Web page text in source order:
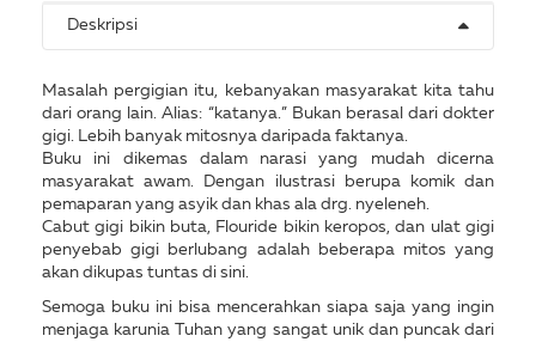
Deskripsi
Masalah pergigian itu, kebanyakan masyarakat kita tahu
dari orang lain. Alias: “katanya.” Bukan berasal dari dokter
gigi. Lebih banyak mitosnya daripada faktanya.
Buku ini dikemas dalam narasi yang mudah dicerna
masyarakat awam. Dengan ilustrasi berupa komik dan
pemaparan yang asyik dan khas ala drg. nyeleneh.
Cabut gigi bikin buta, Flouride bikin keropos, dan ulat gigi
penyebab gigi berlubang adalah beberapa mitos yang
akan dikupas tuntas di sini.
Semoga buku ini bisa mencerahkan siapa saja yang ingin
menjaga karunia Tuhan yang sangat unik dan puncak dari